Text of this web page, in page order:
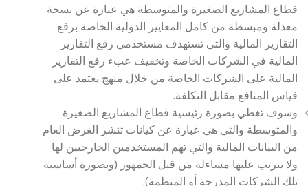
قطاع المشاريع الصغيرة والمتوسطة هي عبارة عن نسخة
معدلة ومبسطة من كامل المعايير الدولية الخاصة برفع
التقارير المالية والتي تستهدف مستخدمي رفع التقارير
المالية في الشركات الخاصة وتخفيف عبء رفع التقارير
المالية على الشركات الخاصة من خلال منهج يعتمد على
قياس المنافع مقابل التكلفة.
وسوف تغطي بصورة رئيسية قطاع المشاريع الصغيرة
والمتوسطة والتي هي عبارة عن كيانات تنشر الغرض العام
من البيانات المالية والتي تهم المستخدمين الخارجيين لها
ولا يترتب عليها مساءلة من قبل الجمهور (وبصورة أساسية
تلك الشركات المدرجة أو المنظمة).